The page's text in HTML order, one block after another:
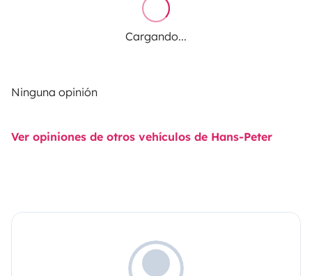
Cargando...
Ninguna opinión
Ver opiniones de otros vehículos de Hans-Peter